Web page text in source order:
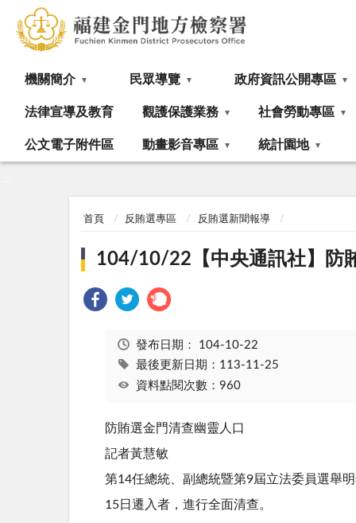
機關簡介 民眾導覽 政府資訊公開專區
法律宣導及教育 觀護保護業務 社會勞動專區
公文電子附件區 動畫影音專區 統計園地
首頁 反賄選專區 反賄選新聞報導
104/10/22【中央通訊社】防
發布日期： 104-10-22
最後更新日期：113-11-25
資料點閱次數：960
防賄選金門清查幽靈人口
記者黃慧敏
第14任總統、副總統暨第9屆立法委員選舉
15日遷入者，進行全面清查。